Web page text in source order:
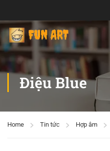
Điệu Blue
Home Tin tức Hợp âm